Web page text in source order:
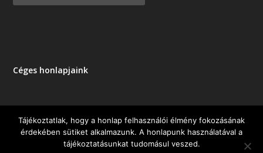
Céges honlapjaink
Tervezte:Elegant Themes| Üzemeltető:WordPress
Tájékoztatlak, hogy a honlap felhasználói élmény fokozásának
érdekében sütiket alkalmazunk. A honlapunk használatával a
tájékoztatásunkat tudomásul veszed.